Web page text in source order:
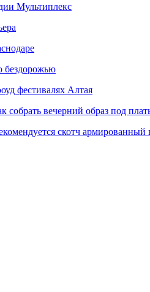
Мультиплекс
бездорожью
фестивалях Алтая
собрать вечерний образ под
скотч армированный